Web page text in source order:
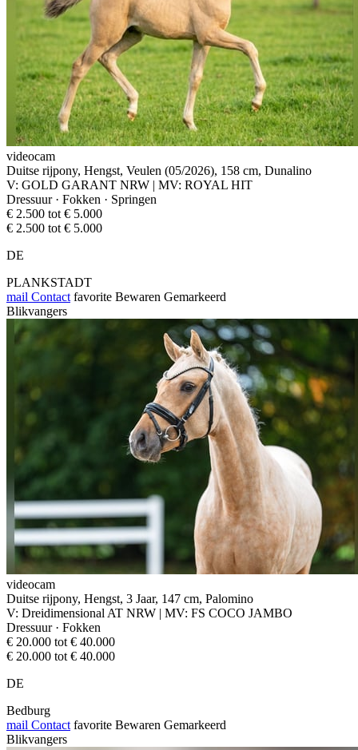
videocam
Duitse rijpony, Hengst, Veulen (05/2026), 158 cm, Dunalino
V: GOLD GARANT NRW | MV: ROYAL HIT
Dressuur · Fokken · Springen
€ 2.500 tot € 5.000
€ 2.500 tot € 5.000
DE
PLANKSTADT
mail Contact favorite Bewaren Gemarkeerd
Blikvangers
videocam
Duitse rijpony, Hengst, 3 Jaar, 147 cm, Palomino
V: Dreidimensional AT NRW | MV: FS COCO JAMBO
Dressuur · Fokken
€ 20.000 tot € 40.000
€ 20.000 tot € 40.000
DE
Bedburg
mail Contact favorite Bewaren Gemarkeerd
Blikvangers